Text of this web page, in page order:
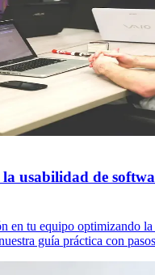
usabilidad de
en tu equipo optimizando
guía práctica con